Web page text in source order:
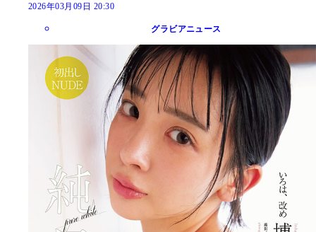
2026年03月09日 20:30
グラビアニュース